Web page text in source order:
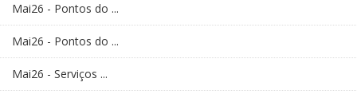
Mai26 - Pontos do ...
Mai26 - Pontos do ...
Mai26 - Serviços ...